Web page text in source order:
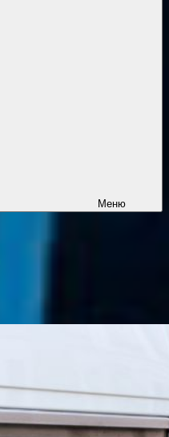
Меню